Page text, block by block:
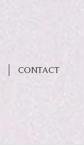
CONTACT